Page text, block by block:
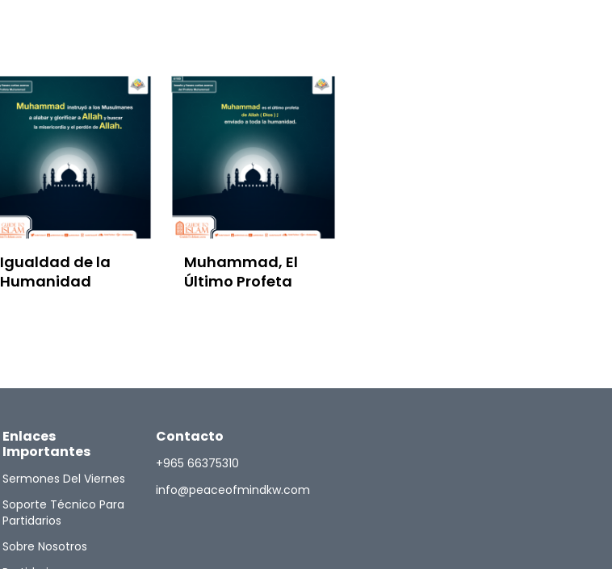
Igualdad de la
Humanidad
Muhammad, El
Último Profeta
Enlaces
Importantes
Sermones Del Viernes
Soporte Técnico Para
Partidarios
Sobre Nosotros
Contacto
+965 66375310
info@peaceofmindkw.com